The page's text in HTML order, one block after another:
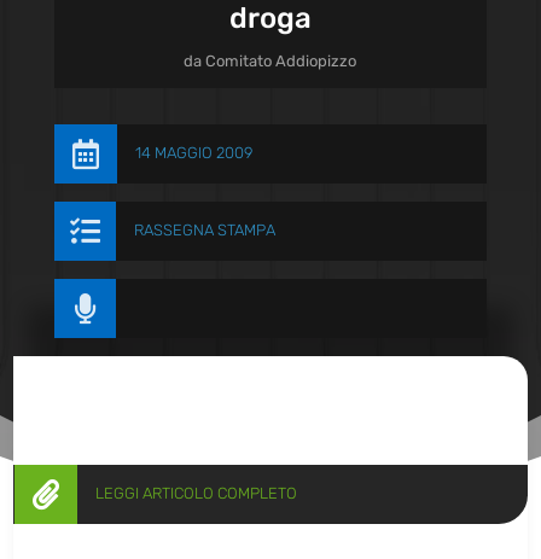
droga
daComitato Addiopizzo
 14 MAGGIO 2009
 RASSEGNA STAMPA

 LEGGI ARTICOLO COMPLETO